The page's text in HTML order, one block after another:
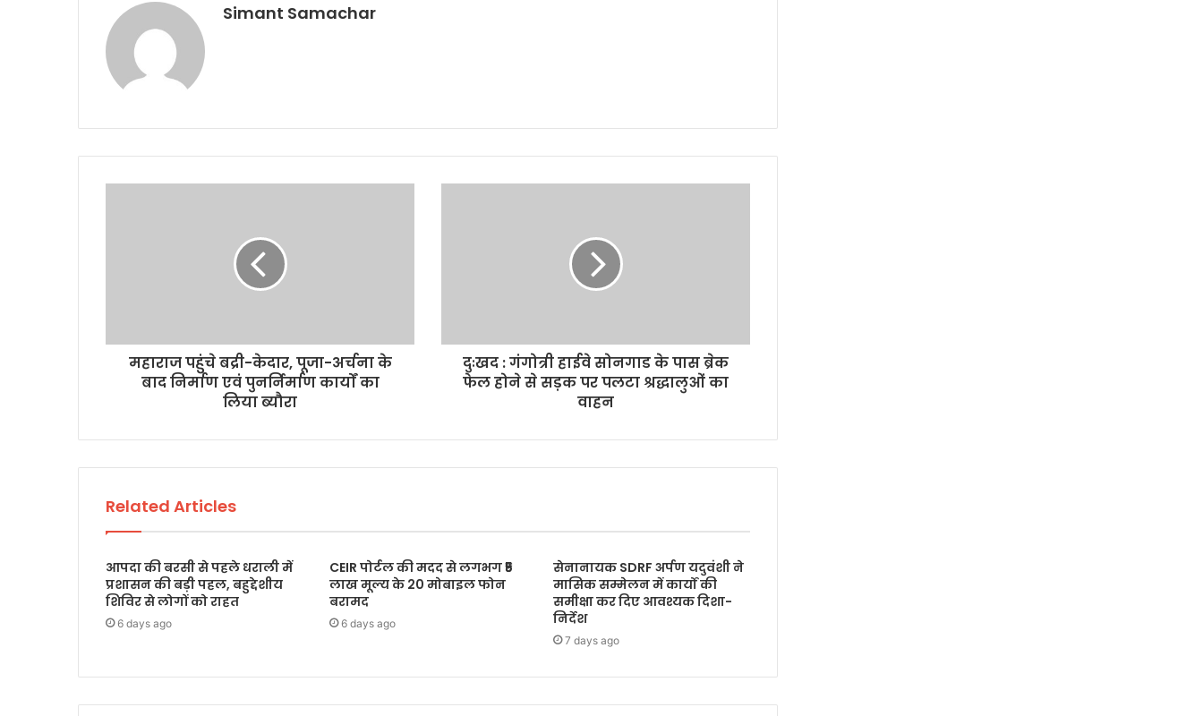
Simant Samachar
महाराज पहुंचे बद्री-केदार, पूजा-अर्चना के
बाद निर्माण एवं पुनर्निर्माण कार्यों का
लिया ब्यौरा
दुःखद : गंगोत्री हाईवे सोनगाड के पास ब्रेक
फेल होने से सड़क पर पलटा श्रद्धालुओं का
वाहन
Related Articles
आपदा की बरसी से पहले धराली में
प्रशासन की बड़ी पहल, बहुद्देशीय
शिविर से लोगों को राहत
6 days ago
CEIR पोर्टल की मदद से लगभग ₹5
लाख मूल्य के 20 मोबाइल फोन
बरामद
6 days ago
सेनानायक SDRF अर्पण यदुवंशी ने
मासिक सम्मेलन में कार्यों की
समीक्षा कर दिए आवश्यक दिशा-
निर्देश
7 days ago